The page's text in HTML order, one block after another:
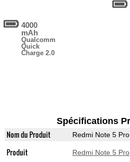
4000
mAh
Qualcomm
Quick
Charge 2.0
Spécifications
Nom du Produit Redmi Note 5 Pro
Produit Redmi Note 5 Pro